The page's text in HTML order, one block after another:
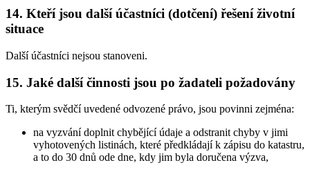
14. Kteří jsou další účastníci (dotčení) řešení životní
situace
Další účastníci nejsou stanoveni.
15. Jaké další činnosti jsou po žadateli požadovány
Ti, kterým svědčí uvedené odvozené právo, jsou povinni zejména:
na vyzvání doplnit chybějící údaje a odstranit chyby v jimi
vyhotovených listinách, které předkládají k zápisu do katastru,
a to do 30 dnů ode dne, kdy jim byla doručena výzva,